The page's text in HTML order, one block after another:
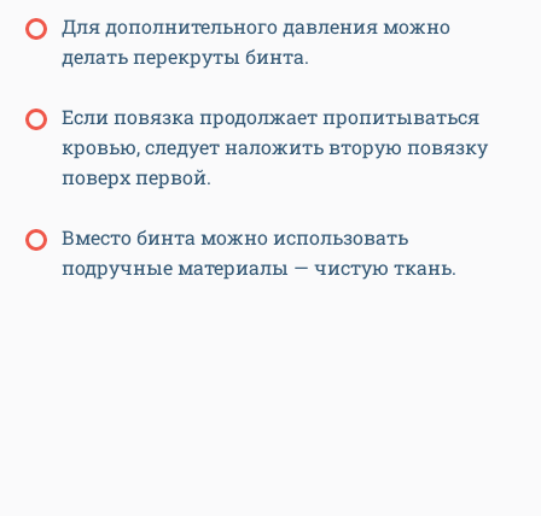
Для дополнительного давления можно
делать перекруты бинта.
Если повязка продолжает пропитываться
кровью, следует наложить вторую повязку
поверх первой.
Вместо бинта можно использовать
подручные материалы — чистую ткань.